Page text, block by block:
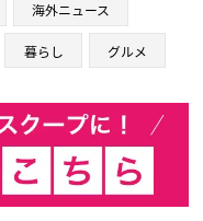
海外ニュース
暮らし グルメ